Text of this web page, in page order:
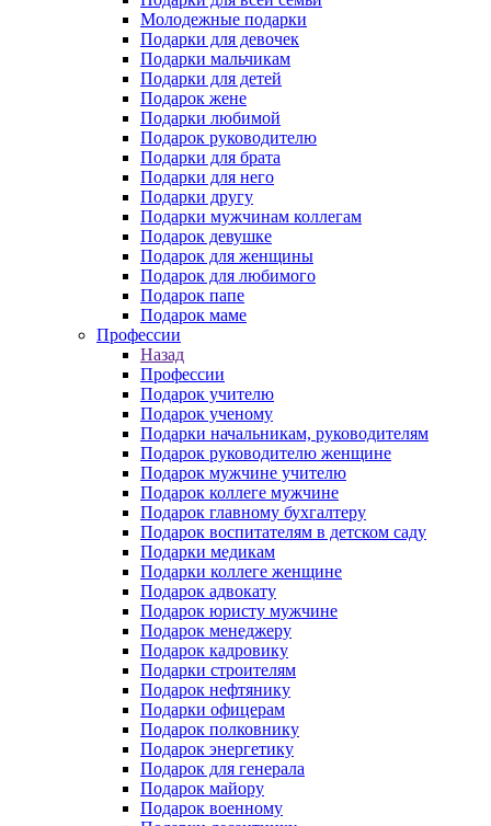
Молодежные подарки
Подарки для девочек
Подарки мальчикам
Подарки для детей
Подарок жене
Подарки любимой
Подарок руководителю
Подарки для брата
Подарки для него
Подарки другу
Подарки мужчинам коллегам
Подарок девушке
Подарок для женщины
Подарок для любимого
Подарок папе
Подарок маме
Профессии
Назад
Профессии
Подарок учителю
Подарок ученому
Подарки начальникам, руководителям
Подарок руководителю женщине
Подарок мужчине учителю
Подарок коллеге мужчине
Подарок главному бухгалтеру
Подарок воспитателям в детском саду
Подарки медикам
Подарки коллеге женщине
Подарок адвокату
Подарок юристу мужчине
Подарок менеджеру
Подарок кадровику
Подарки строителям
Подарок нефтянику
Подарки офицерам
Подарок полковнику
Подарок энергетику
Подарок для генерала
Подарок майору
Подарок военному